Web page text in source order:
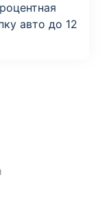
авто до 12